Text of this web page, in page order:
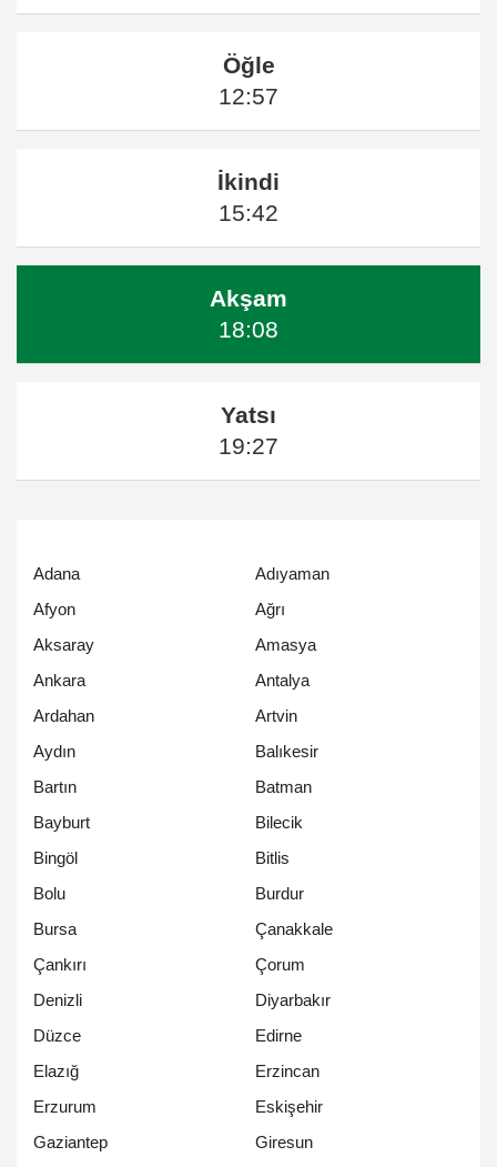
Öğle
12:57
İkindi
15:42
Akşam
18:08
Yatsı
19:27
Adana
Adıyaman
Afyon
Ağrı
Aksaray
Amasya
Ankara
Antalya
Ardahan
Artvin
Aydın
Balıkesir
Bartın
Batman
Bayburt
Bilecik
Bingöl
Bitlis
Bolu
Burdur
Bursa
Çanakkale
Çankırı
Çorum
Denizli
Diyarbakır
Düzce
Edirne
Elazığ
Erzincan
Erzurum
Eskişehir
Gaziantep
Giresun